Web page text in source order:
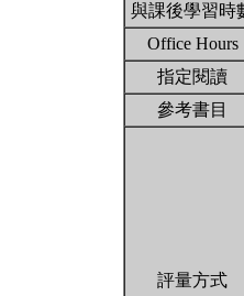
與課後學習時
Office Hours
指定閱讀
參考書目
評量方式